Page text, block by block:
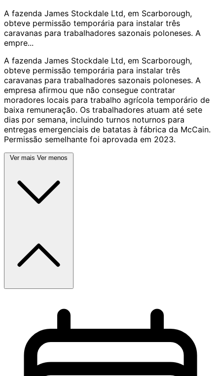
A fazenda James Stockdale Ltd, em Scarborough,
obteve permissão temporária para instalar três
caravanas para trabalhadores sazonais poloneses. A
empre...
A fazenda James Stockdale Ltd, em Scarborough,
obteve permissão temporária para instalar três
caravanas para trabalhadores sazonais poloneses. A
empresa afirmou que não consegue contratar
moradores locais para trabalho agrícola temporário de
baixa remuneração. Os trabalhadores atuam até sete
dias por semana, incluindo turnos noturnos para
entregas emergenciais de batatas à fábrica da McCain.
Permissão semelhante foi aprovada em 2023.
Ver mais Ver menos